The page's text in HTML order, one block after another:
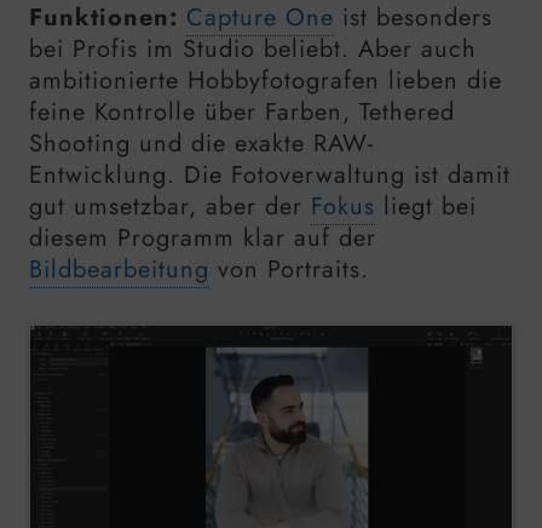
Funktionen: Capture One ist besonders
bei Profis im Studio beliebt. Aber auch
ambitionierte Hobbyfotografen lieben die
feine Kontrolle über Farben, Tethered
Shooting und die exakte RAW-
Entwicklung. Die Fotoverwaltung ist damit
gut umsetzbar, aber der Fokus liegt bei
diesem Programm klar auf der
Bildbearbeitung von Portraits.